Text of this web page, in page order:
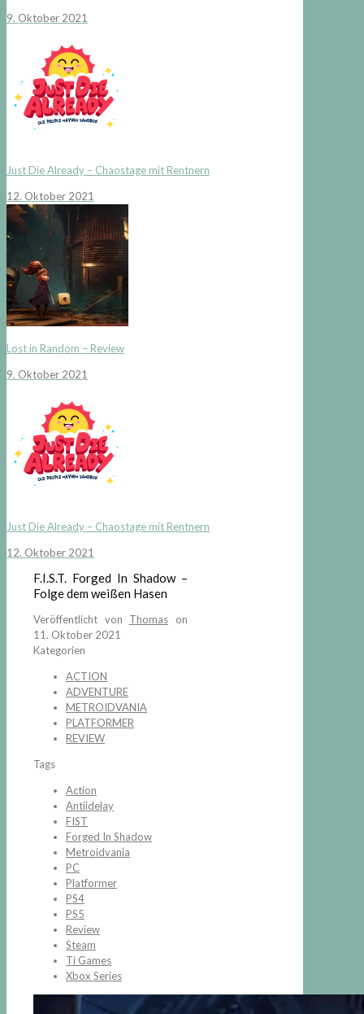
9. Oktober 2021
Just Die Already – Chaostage mit Rentnern
12. Oktober 2021
Lost in Random – Review
9. Oktober 2021
Just Die Already – Chaostage mit Rentnern
12. Oktober 2021
F.I.S.T. Forged In Shadow –
Folge dem weißen Hasen
Veröffentlicht von Thomas
on
11. Oktober 2021
Kategorien
ACTION
ADVENTURE
METROIDVANIA
PLATFORMER
REVIEW
Tags
Action
Antiidelay
FIST
Forged In Shadow
Metroidvania
PC
Platformer
PS4
PS5
Review
Steam
Ti Games
Xbox Series